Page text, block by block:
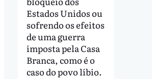
Estados Unidos ou
sofrendo os efeitos
de uma guerra
imposta pela Casa
Branca, como é o
caso do povo líbio.